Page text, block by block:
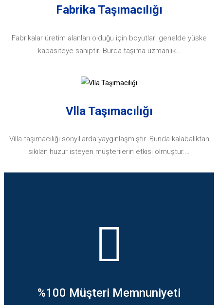
Fabrika Taşımacılığı
Fabrikalar üretim alanları olduğu için boyutları genelde yüske
kapasiteye sahiptir. Burda taşıma uzmanlık…
Vlla Taşımacılığı
Villa taşımacılığı sonyıllarda yaygınlaşmıştır. Bunda kalabalıktan
sıkılan huzur isteyen müşterilerin etkisi olmuştur.…
%100 Müşteri Memnuniyeti